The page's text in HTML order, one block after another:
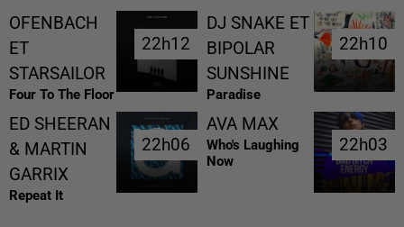
OFENBACH
ET
STARSAILOR
Four To The Floor
22h12
22h12
DJ SNAKE ET
BIPOLAR
SUNSHINE
Paradise
22h10
22h10
ED SHEERAN
& MARTIN
GARRIX
Repeat It
22h06
22h06
AVA MAX
Who's Laughing
Now
22h03
22h03